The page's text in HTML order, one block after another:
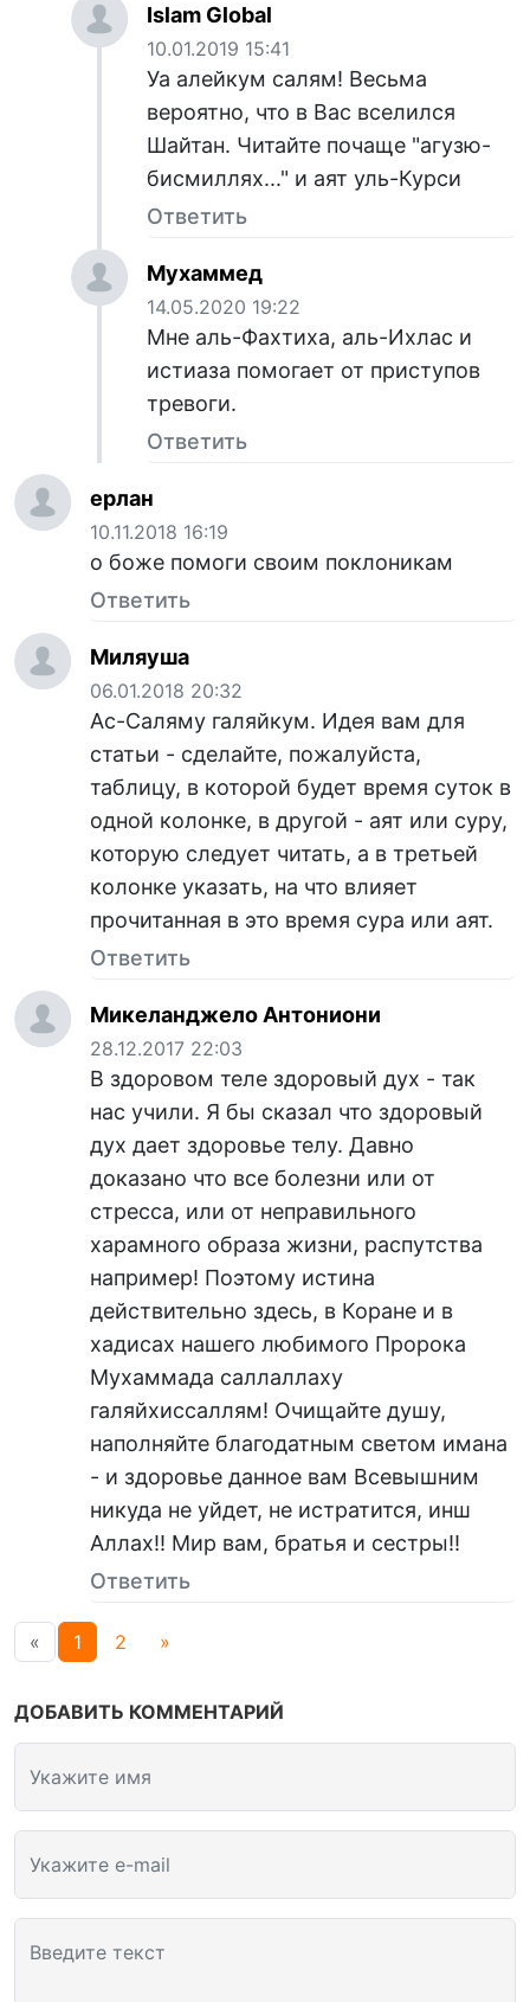
Islam Global
10.01.2019 15:41
Уа алейкум салям! Весьма
вероятно, что в Вас вселился
Шайтан. Читайте почаще "агузю-
бисмиллях..." и аят уль-Курси
Ответить
Мухаммед
14.05.2020 19:22
Мне аль-Фахтиха, аль-Ихлас и
истиаза помогает от приступов
тревоги.
Ответить
ерлан
10.11.2018 16:19
о боже помоги своим поклоникам
Ответить
Миляуша
06.01.2018 20:32
Ас-Саляму галяйкум. Идея вам для
статьи - сделайте, пожалуйста,
таблицу, в которой будет время суток в
одной колонке, в другой - аят или суру,
которую следует читать, а в третьей
колонке указать, на что влияет
прочитанная в это время сура или аят.
Ответить
Микеланджело Антониони
28.12.2017 22:03
В здоровом теле здоровый дух - так
нас учили. Я бы сказал что здоровый
дух дает здоровье телу. Давно
доказано что все болезни или от
стресса, или от неправильного
харамного образа жизни, распутства
например! Поэтому истина
действительно здесь, в Коране и в
хадисах нашего любимого Пророка
Мухаммада саллаллаху
галяйхиссаллям! Очищайте душу,
наполняйте благодатным светом имана
- и здоровье данное вам Всевышним
никуда не уйдет, не истратится, инш
Аллах!! Мир вам, братья и сестры!!
Ответить
« 1 2 »
ДОБАВИТЬ КОММЕНТАРИЙ
Укажите имя
Укажите e-mail
Введите текст